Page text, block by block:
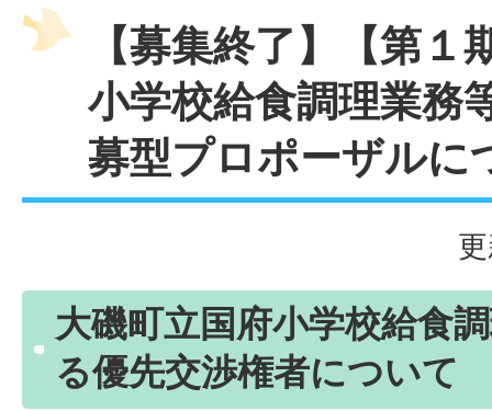
【募集終了】【第
小学校給食調理業務
募型プロポーザルに
大磯町立国府小学校給食
る優先交渉権者について